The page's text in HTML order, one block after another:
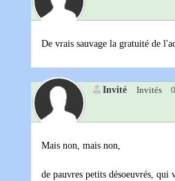
De vrais sauvage la gratuité de
Invité Invités
Mais non, mais non,
de pauvres petits désoeuvrés,